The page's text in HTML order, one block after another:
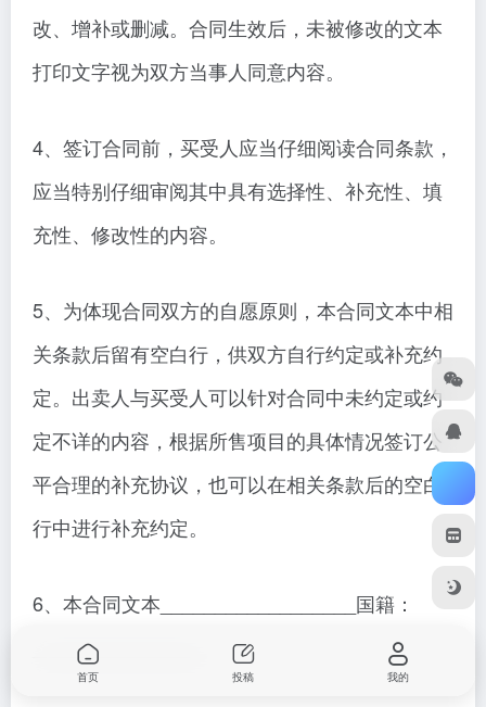
改、增补或删减。合同生效后，未被修改的文本
打印文字视为双方当事人同意内容。
4、签订合同前，买受人应当仔细阅读合同条款，
应当特别仔细审阅其中具有选择性、补充性、填
充性、修改性的内容。
5、为体现合同双方的自愿原则，本合同文本中相
关条款后留有空白行，供双方自行约定或补充约
定。出卖人与买受人可以针对合同中未约定或约
定不详的内容，根据所售项目的具体情况签订公
平合理的补充协议，也可以在相关条款后的空白
行中进行补充约定。
6、本合同文本__________________国籍：
________________
首页 投稿 我的